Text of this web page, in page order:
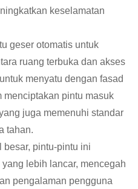
keselamatan
geser otomatis untuk
ruang terbuka dan akses
menyatu dengan fasad
menciptakan pintu masuk
juga memenuhi standar
tahan.
pintu-pintu ini
lebih lancar, mencegah
pengalaman pengguna